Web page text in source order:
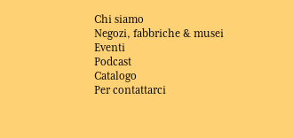
Chi siamo
Negozi, fabbriche & musei
Eventi
Podcast
Catalogo
Per contattarci